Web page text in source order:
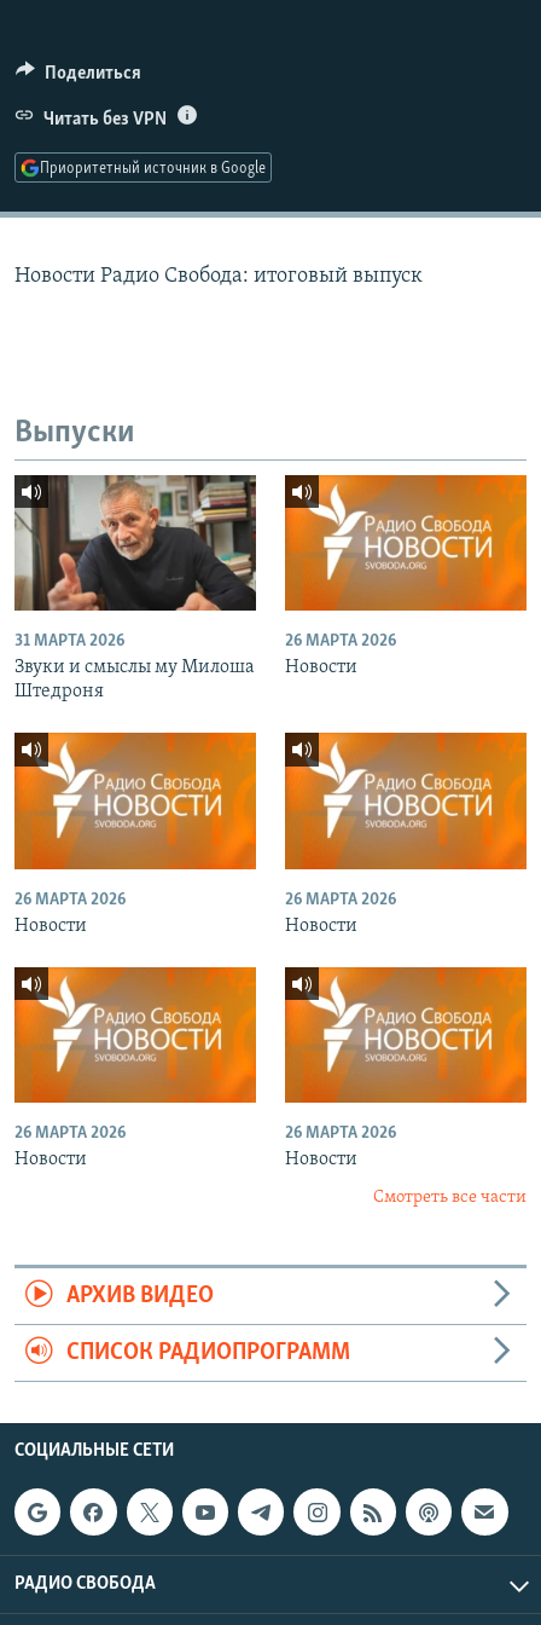
ПОДПИШИТЕСЬ НА РАССЫЛКУ
СОЦИАЛЬНЫЕ СЕТИ
Поделиться
Читать без VPN
Приоритетный источник в Google
Новости Радио Свобода: итоговый выпуск
Выпуски
31 МАРТА 2026
Звуки и смыслы му Милоша
Штедроня
26 МАРТА 2026
Новости
26 МАРТА 2026
Новости
26 МАРТА 2026
Новости
26 МАРТА 2026
Новости
26 МАРТА 2026
Новости
Смотреть все части
АРХИВ ВИДЕО
СПИСОК РАДИОПРОГРАММ
СОЦИАЛЬНЫЕ СЕТИ
РАДИО СВОБОДА